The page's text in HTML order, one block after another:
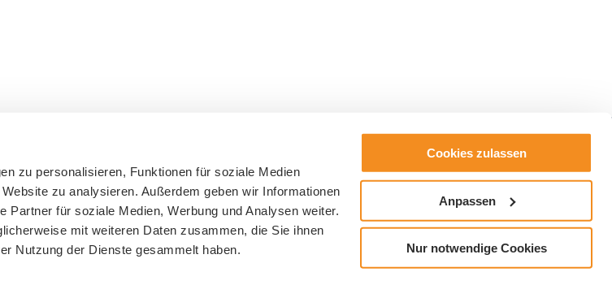
zu personalisieren, Funktionen für soziale Medien
zu analysieren. Außerdem geben wir Informationen
Partner für soziale Medien, Werbung und Analysen weiter.
mit weiteren Daten zusammen, die Sie ihnen
Nutzung der Dienste gesammelt haben.
Cookies zulassen
Anpassen
Nur notwendige Cookies